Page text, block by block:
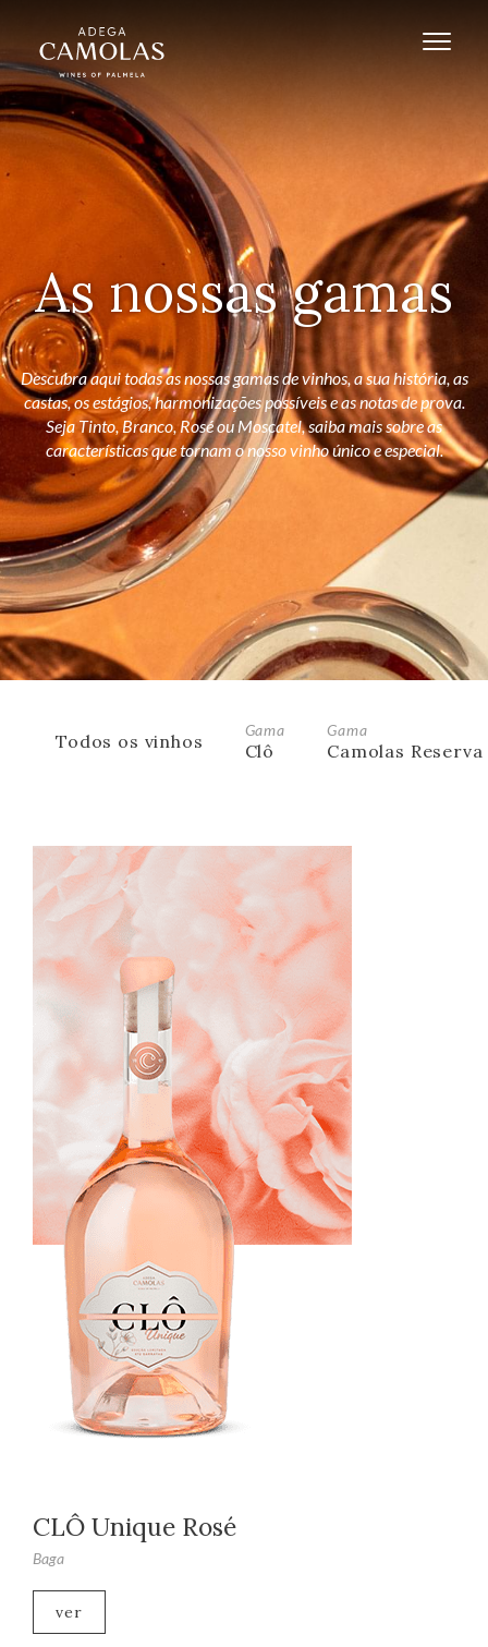
As nossas gamas
Descubra aqui todas as nossas gamas de vinhos, a sua história, as
castas, os estágios, harmonizações possíveis e as notas de prova.
Seja Tinto, Branco, Rosé ou Moscatel, saiba mais sobre as
características que tornam o nosso vinho único e especial.
Todos os vinhos
Gama
Clô
Gama
Camolas Reserva
CLÔ Unique Rosé
Baga
ver